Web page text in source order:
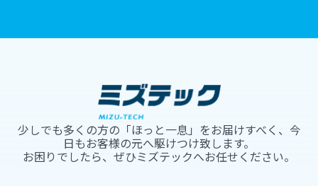
少しでも多くの方の「ほっと一息」をお届けすべく、今
日もお客様の元へ駆けつけ致します。
お困りでしたら、ぜひミズテックへお任せください。